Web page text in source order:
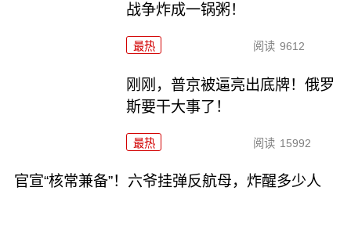
战争炸成一锅粥！
最热 阅读 9612
刚刚，普京被逼亮出底牌！俄罗
斯要干大事了！
最热 阅读 15992
官宣“核常兼备”！六爷挂弹反航母，炸醒多少人